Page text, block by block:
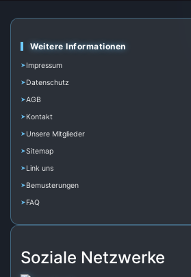
Weitere Informationen
Impressum
Datenschutz
AGB
Kontakt
Unsere Mitglieder
Sitemap
Link uns
Bemusterungen
FAQ
Soziale Netzwerke